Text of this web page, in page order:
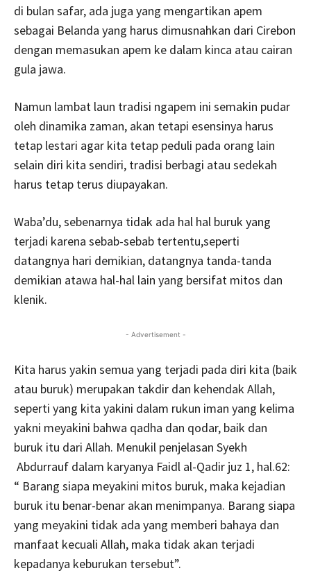
di bulan safar, ada juga yang mengartikan apem
sebagai Belanda yang harus dimusnahkan dari Cirebon
dengan memasukan apem ke dalam kinca atau cairan
gula jawa.
Namun lambat laun tradisi ngapem ini semakin pudar
oleh dinamika zaman, akan tetapi esensinya harus
tetap lestari agar kita tetap peduli pada orang lain
selain diri kita sendiri, tradisi berbagi atau sedekah
harus tetap terus diupayakan.
Waba’du, sebenarnya tidak ada hal hal buruk yang
terjadi karena sebab-sebab tertentu,seperti
datangnya hari demikian, datangnya tanda-tanda
demikian atawa hal-hal lain yang bersifat mitos dan
klenik.
- Advertisement -
Kita harus yakin semua yang terjadi pada diri kita (baik
atau buruk) merupakan takdir dan kehendak Allah,
seperti yang kita yakini dalam rukun iman yang kelima
yakni meyakini bahwa qadha dan qodar, baik dan
buruk itu dari Allah. Menukil penjelasan Syekh
Abdurrauf dalam karyanya Faidl al-Qadir juz 1, hal.62:
“ Barang siapa meyakini mitos buruk, maka kejadian
buruk itu benar-benar akan menimpanya. Barang siapa
yang meyakini tidak ada yang memberi bahaya dan
manfaat kecuali Allah, maka tidak akan terjadi
kepadanya keburukan tersebut”.